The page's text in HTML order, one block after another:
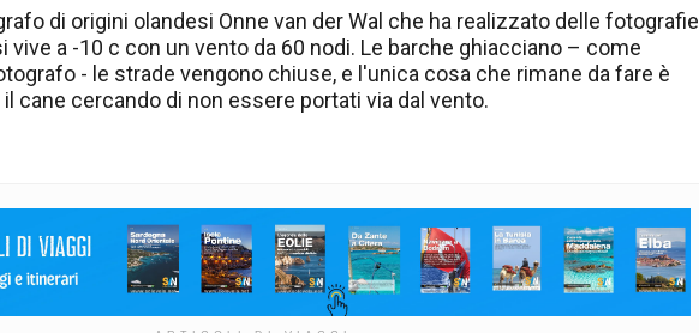
di origini olandesi Onne van der Wal che ha realizzato delle fotografie
vive a -10 c con un vento da 60 nodi. Le barche ghiacciano – come
- le strade vengono chiuse, e l'unica cosa che rimane da fare è
cane cercando di non essere portati via dal vento.